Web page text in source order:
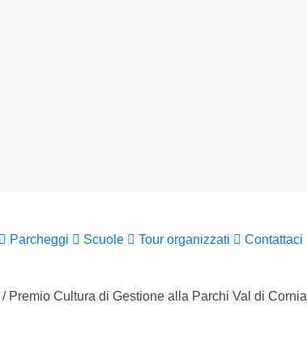
Parcheggi Scuole Tour organizzati Contattaci
/ Premio Cultura di Gestione alla Parchi Val di Cornia